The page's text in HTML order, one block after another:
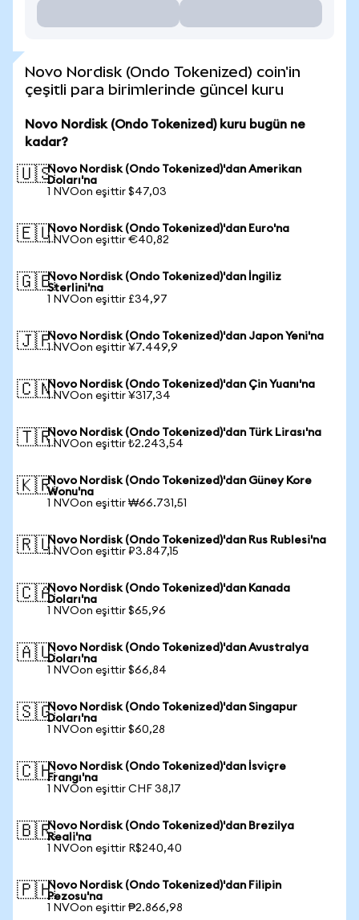
Novo Nordisk (Ondo Tokenized) coin'in
çeşitli para birimlerinde güncel kuru
Novo Nordisk (Ondo Tokenized) kuru bugün ne
kadar?
🇺🇸Novo Nordisk (Ondo Tokenized)'dan Amerikan
Doları'na
1 NVOon eşittir $47,03
🇪🇺Novo Nordisk (Ondo Tokenized)'dan Euro'na
1 NVOon eşittir €40,82
🇬🇧Novo Nordisk (Ondo Tokenized)'dan İngiliz
Sterlini'na
1 NVOon eşittir £34,97
🇯🇵Novo Nordisk (Ondo Tokenized)'dan Japon Yeni'na
1 NVOon eşittir ¥7.449,9
🇨🇳Novo Nordisk (Ondo Tokenized)'dan Çin Yuanı'na
1 NVOon eşittir ¥317,34
🇹🇷Novo Nordisk (Ondo Tokenized)'dan Türk Lirası'na
1 NVOon eşittir ₺2.243,54
🇰🇷Novo Nordisk (Ondo Tokenized)'dan Güney Kore
Wonu'na
1 NVOon eşittir ₩66.731,51
🇷🇺Novo Nordisk (Ondo Tokenized)'dan Rus Rublesi'na
1 NVOon eşittir ₽3.847,15
🇨🇦Novo Nordisk (Ondo Tokenized)'dan Kanada
Doları'na
1 NVOon eşittir $65,96
🇦🇺Novo Nordisk (Ondo Tokenized)'dan Avustralya
Doları'na
1 NVOon eşittir $66,84
🇸🇬Novo Nordisk (Ondo Tokenized)'dan Singapur
Doları'na
1 NVOon eşittir $60,28
🇨🇭Novo Nordisk (Ondo Tokenized)'dan İsviçre
Frangı'na
1 NVOon eşittir CHF 38,17
🇧🇷Novo Nordisk (Ondo Tokenized)'dan Brezilya
Reali'na
1 NVOon eşittir R$240,40
🇵🇭Novo Nordisk (Ondo Tokenized)'dan Filipin
Pezosu'na
1 NVOon eşittir ₱2.866,98